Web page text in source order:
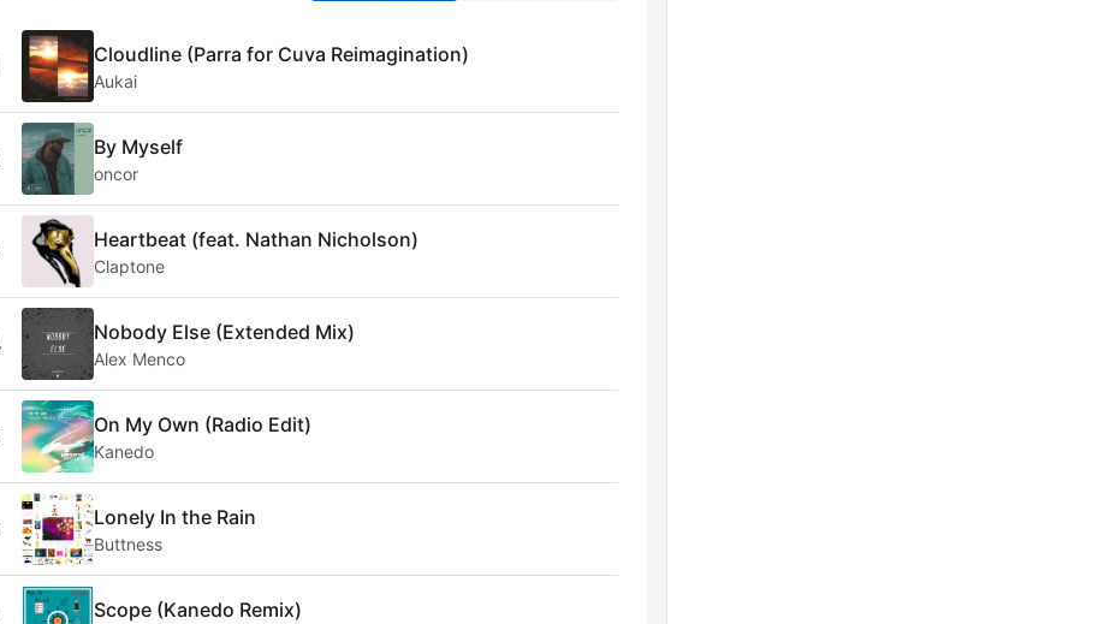
Cloudline (Parra for Cuva Reimagination)
Aukai
By Myself
oncor
Heartbeat (feat. Nathan Nicholson)
Claptone
Nobody Else (Extended Mix)
Alex Menco
On My Own (Radio Edit)
Kanedo
Lonely In the Rain
Buttness
Scope (Kanedo Remix)